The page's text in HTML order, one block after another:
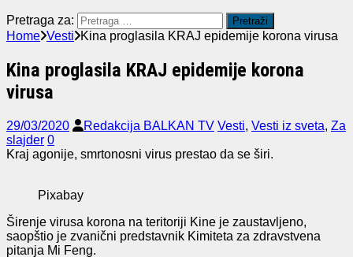
Pretraga za:
Home Vesti Kina proglasila KRAJ epidemije korona virusa
Kina proglasila KRAJ epidemije korona
virusa
29/03/2020 Redakcija BALKAN TV Vesti, Vesti iz sveta, Za
slajder 0
Kraj agonije, smrtonosni virus prestao da se širi.
Pixabay
Širenje virusa korona na teritoriji Kine je zaustavljeno,
saopštio je zvanični predstavnik Kimiteta za zdravstvena
pitanja Mi Feng.